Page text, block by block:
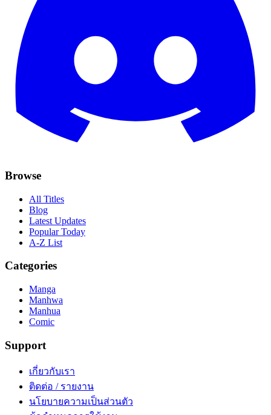
Browse
All Titles
Blog
Latest Updates
Popular Today
A-Z List
Categories
Manga
Manhwa
Manhua
Comic
Support
เกี่ยวกับเรา
ติดต่อ / รายงาน
นโยบายความเป็นส่วนตัว